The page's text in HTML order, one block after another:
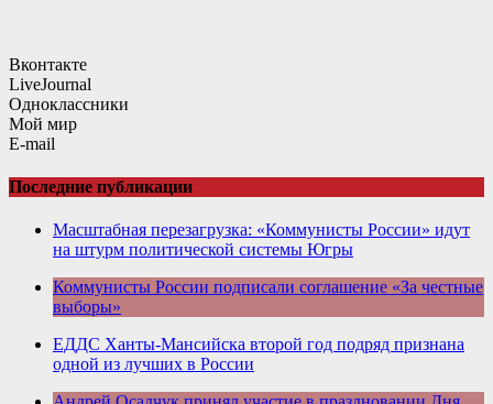
Вконтакте
LiveJournal
Одноклассники
Мой мир
E-mail
Последние публикации
Масштабная перезагрузка: «Коммунисты России» идут
на штурм политической системы Югры
Коммунисты России подписали соглашение «За честные
выборы»
ЕДДС Ханты-Мансийска второй год подряд признана
одной из лучших в России